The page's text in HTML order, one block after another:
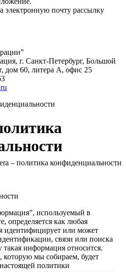
электронную почту рассылку
г. Санкт-Петербург, Большой
дом 60, литера А, офис 25
– политика конфиденциальности
используемый в
определяется как любая
идентифицирует или может
связи или поиска
такая информация относится.
мы собираем, будет
политики